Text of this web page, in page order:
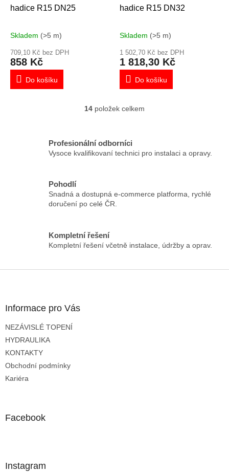
hadice R15 DN25
Skladem (>5 m)
709,10 Kč bez DPH
858 Kč
Do košíku
hadice R15 DN32
Skladem (>5 m)
1 502,70 Kč bez DPH
1 818,30 Kč
Do košíku
O
á
d
p
r
ý
i
14 položek celkem
Profesionální odborníci
Vysoce kvalifikovaní technici pro instalaci a opravy.
Pohodlí
Snadná a dostupná e-commerce platforma, rychlé
doručení po celé ČR.
Kompletní řešení
Kompletní řešení včetně instalace, údržby a oprav.
Informace pro Vás
NEZÁVISLÉ TOPENÍ
HYDRAULIKA
KONTAKTY
Obchodní podmínky
Kariéra
Facebook
Instagram